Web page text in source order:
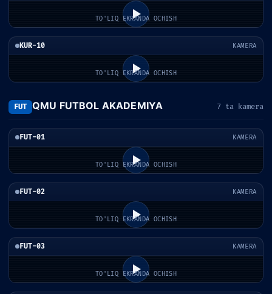
TO'LIQ EKRANDA OCHISH
KUR-10 KAMERA
TO'LIQ EKRANDA OCHISH
FUT QMU FUTBOL AKADEMIYA 7 ta kamera
FUT-01 KAMERA
TO'LIQ EKRANDA OCHISH
FUT-02 KAMERA
TO'LIQ EKRANDA OCHISH
FUT-03 KAMERA
TO'LIQ EKRANDA OCHISH